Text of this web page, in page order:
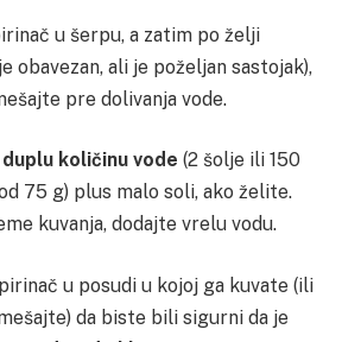
u šerpu, a zatim po želji
obavezan, ali je poželjan sastojak),
pre dolivanja vode.
količinu vode (2 šolje ili 150
75 g) plus malo soli, ako želite.
kuvanja, dodajte vrelu vodu.
u posudi u kojoj ga kuvate (ili
da biste bili sigurni da je